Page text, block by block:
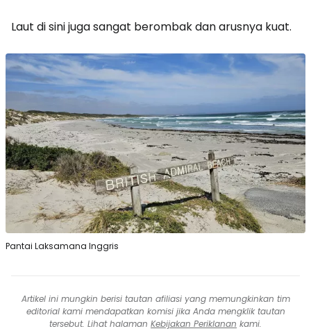
Laut di sini juga sangat berombak dan arusnya kuat.
Pantai Laksamana Inggris
Artikel ini mungkin berisi tautan afiliasi yang memungkinkan tim
editorial kami mendapatkan komisi jika Anda mengklik tautan
tersebut. Lihat halaman Kebijakan Periklanan kami.